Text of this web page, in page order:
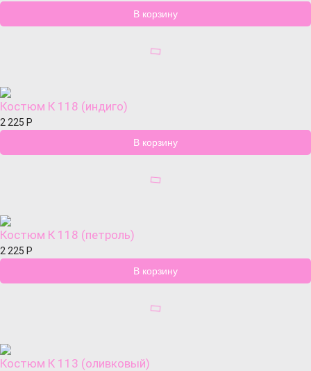
Костюм К 118 (индиго)
2 225 Р
Костюм К 118 (петроль)
2 225 Р
Костюм К 113 (оливковый)